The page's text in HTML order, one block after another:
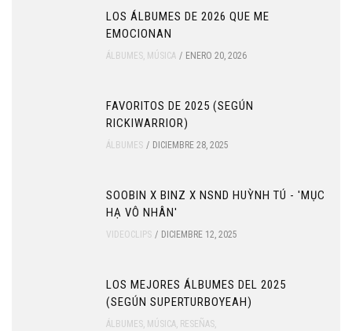
LOS ÁLBUMES DE 2026 QUE ME
EMOCIONAN
ÁLBUMES, MÚSICA ENERO 20, 2026
FAVORITOS DE 2025 (SEGÚN
RICKIWARRIOR)
ÁLBUMES DICIEMBRE 28, 2025
SOOBIN X BINZ X NSND HUỲNH TÚ - 'MỤC
HẠ VÔ NHÂN'
VIDEOCLIPS DICIEMBRE 12, 2025
LOS MEJORES ÁLBUMES DEL 2025
(SEGÚN SUPERTURBOYEAH)
ÁLBUMES, MÚSICA, RESEÑAS,